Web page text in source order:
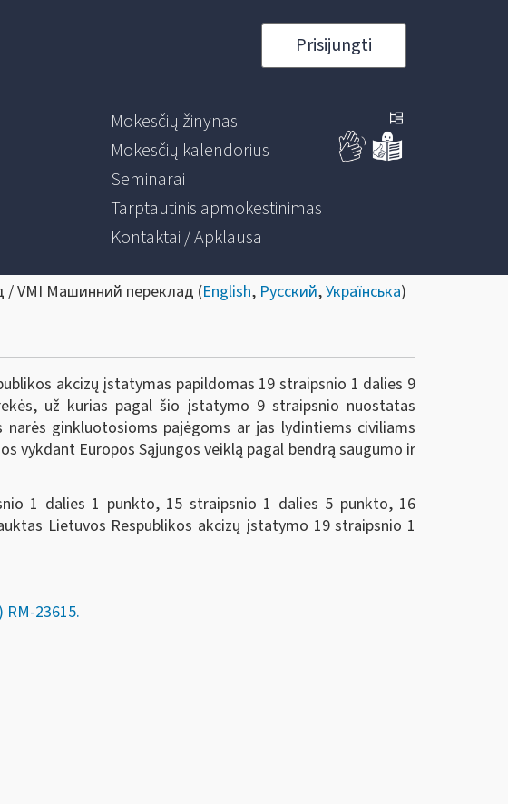
Prisijungti
Mokesčių žinynas
Mokesčių kalendorius
Seminarai
Tarptautinis apmokestinimas
Kontaktai / Apklausa
/ VMI Машинний переклад (English, Русский,Українська)
akcizų įstatymas papildomas 19 straipsnio 1 dalies 9
už kurias pagal šio įstatymo 9 straipsnio nuostatas
ginkluotosioms pajėgoms ar jas lydintiems civiliams
vykdant Europos Sąjungos veiklą pagal bendrą saugumo ir
1 dalies 1 punkto, 15 straipsnio 1 dalies 5 punkto, 16
Lietuvos Respublikos akcizų įstatymo 19 straipsnio 1
RM-23615.